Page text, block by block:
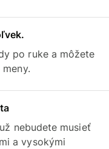
po ruke a môžete
nebudete musieť
a vysokými